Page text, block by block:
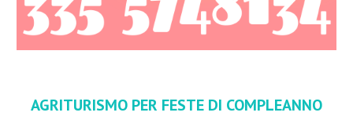
AGRITURISMO PER FESTE DI COMPLEANNO